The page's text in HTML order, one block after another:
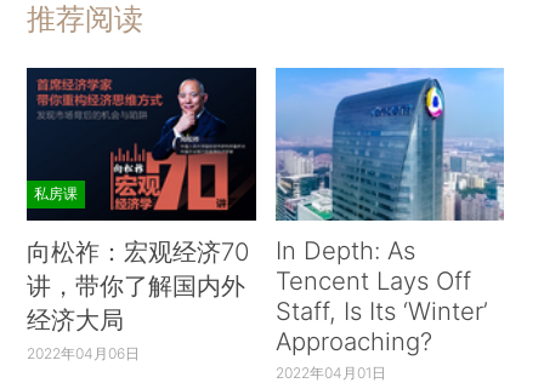
推荐阅读
私房课
向松祚：宏观经济70
讲，带你了解国内外
经济大局
2022年04月06日
In Depth: As
Tencent Lays Off
Staff, Is Its ‘Winter’
Approaching?
2022年04月01日